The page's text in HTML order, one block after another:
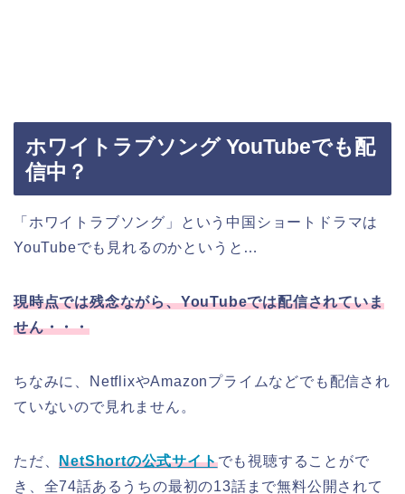
ホワイトラブソング YouTubeでも配
信中？
「ホワイトラブソング」という中国ショートドラマは
YouTubeでも見れるのかというと…
現時点では残念ながら、YouTubeでは配信されていま
せん・・・
ちなみに、NetflixやAmazonプライムなどでも配信され
ていないので見れません。
ただ、NetShortの公式サイトでも視聴することがで
き、全74話あるうちの最初の13話まで無料公開されて